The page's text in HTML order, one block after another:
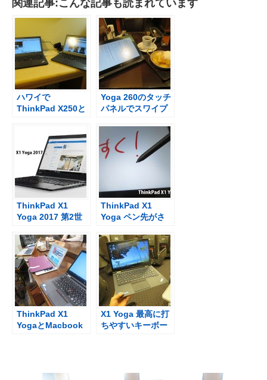
関連記事:こんな記事も読まれています
ハワイで
ThinkPad X250と
Yoga 260のタッチ
パネルでスワイプ
を読みふける
ThinkPad X1
Yoga 2017 第2世
加とThunderbolt
3搭載
ThinkPad X1
Yoga ペン先がさ
善 2017 第2世代
ThinkPad X1
YogaとMacbook
X1 Yoga 最高に打
ちやすいキーボー